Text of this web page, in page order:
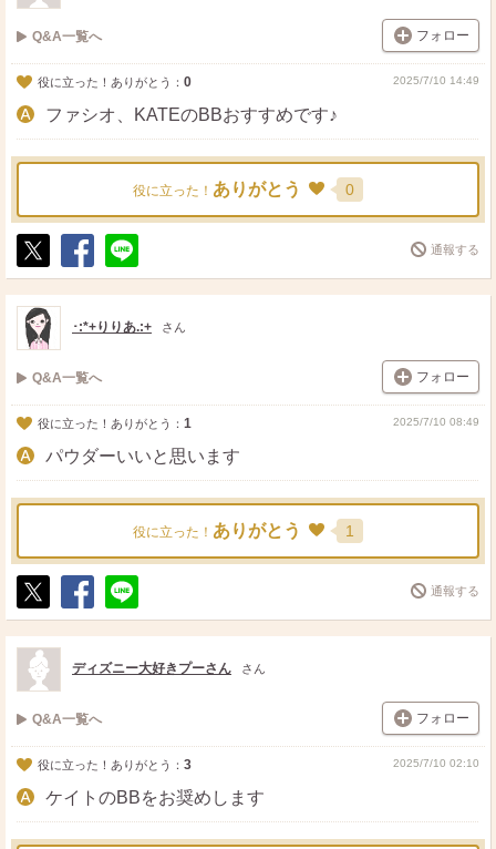
Q&A一覧へ フォロー
役に立った！ありがとう： 0 2025/7/10 14:49
ファシオ、KATEのBBおすすめです♪
役に立った！ ありがとう 0
ポ
ス
ト
シ
ェ
送
る
通報する
･:*+りりあ.:+ さん
Q&A一覧へ フォロー
役に立った！ありがとう： 1 2025/7/10 08:49
パウダーいいと思います
役に立った！ ありがとう 1
ポ
ス
ト
シ
ェ
送
る
通報する
ディズニー大好きプーさん さん
Q&A一覧へ フォロー
役に立った！ありがとう： 3 2025/7/10 02:10
ケイトのBBをお奨めします